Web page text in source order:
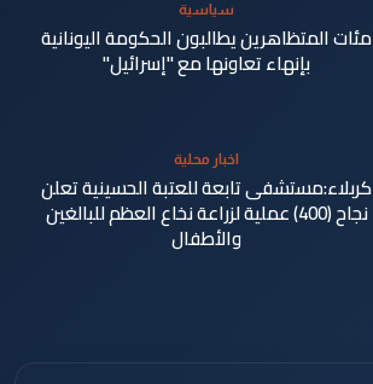
سياسية
مئات المتظاهرين يطالبون الحكومة اليونانية
بإنهاء تعاونها مع "إسرائيل"
اخبار محلية
كربلاء:مستشفى تابعة للعتبة الحسينية تعلن
نجاح (400) عملية لزراعة نخاع العظم للبالغين
والأطفال